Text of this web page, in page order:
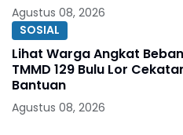
Agustus 08, 2026
SOSIAL
Lihat Warga Angkat
TMMD 129 Bulu Lor
Bantuan
Agustus 08, 2026